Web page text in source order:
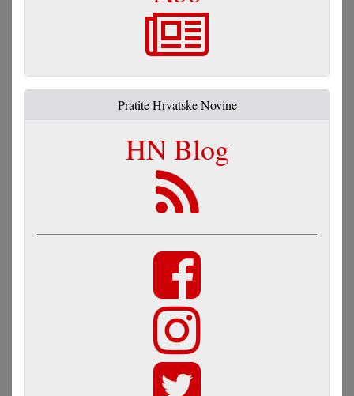
Pratite Hrvatske Novine
HN Blog